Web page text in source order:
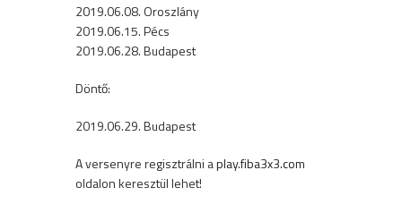
2019.06.08. Oroszlány
2019.06.15. Pécs
2019.06.28. Budapest
Döntő:
2019.06.29. Budapest
A versenyre regisztrálni aplay.fiba3x3.com
oldalon keresztül lehet!